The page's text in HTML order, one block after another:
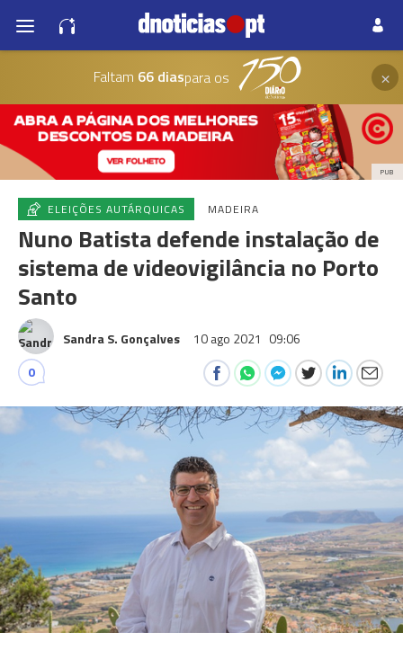
Faltam 66 diaspara os ×
PUB
ELEIÇÕES AUTÁRQUICAS MADEIRA
Nuno Batista defende instalação de
sistema de videovigilância no Porto
Santo
Sandra S. Gonçalves 10 ago 2021 09:06
0